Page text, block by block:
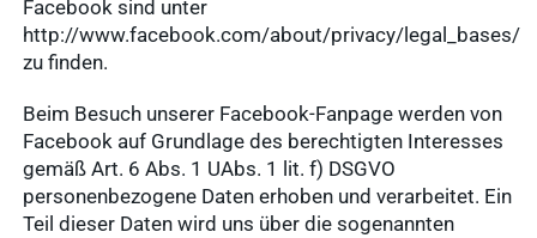
Facebook sind unter
http://www.facebook.com/about/privacy/legal_bases/
zu finden.
Beim Besuch unserer Facebook-Fanpage werden von
Facebook auf Grundlage des berechtigten Interesses
gemäß Art. 6 Abs. 1 UAbs. 1 lit. f) DSGVO
personenbezogene Daten erhoben und verarbeitet. Ein
Teil dieser Daten wird uns über die sogenannten